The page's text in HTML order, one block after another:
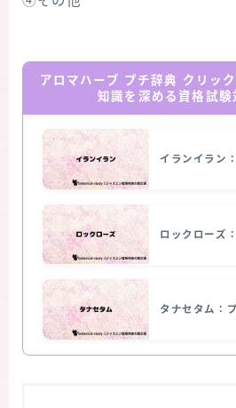
アロマハーブ プチ辞典 クリッ
知識を深める資格試験
イランイラン
ロックローズ
タナセタム：